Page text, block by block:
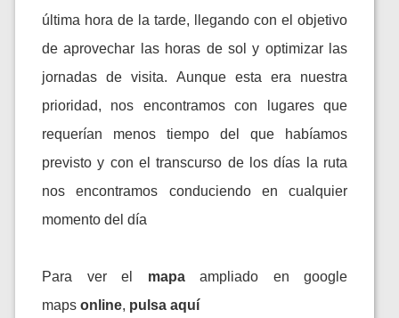
última hora de la tarde, llegando con el objetivo
de aprovechar las horas de sol y optimizar las
jornadas de visita. Aunque esta era nuestra
prioridad, nos encontramos con lugares que
requerían menos tiempo del que habíamos
previsto y con el transcurso de los días la ruta
nos encontramos conduciendo en cualquier
momento del día
Para ver el mapaampliado en google
maps online, pulsa aquí